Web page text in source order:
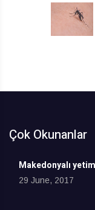
Çok Okunanlar
Makedonyalı
29 June, 2017